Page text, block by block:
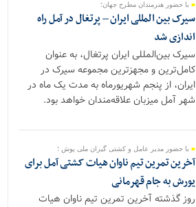
با حضور هنرمندان مطرح جهان؛
سیرک بین المللی ایران – پرتغال در آمل راه
اندازی شد
سیرک بین‌المللی ایران پرتغال، به عنوان
کامل‌ترین و مجهزترین مجموعه سیرک در
ایران، از پنجم شهریورماه به مدت یک ماه در
شهر آمل میزبان علاقه‌مندان خواهد بود.
با حضور مدیر عامل و کشتی گیران ملی پوش ؛
آخرین تمرین تیم ناوان هیات کشتی آمل برای
یورش به جام قهرمانی
روز گذشته آخرین تمرین تیم ناوان هیات